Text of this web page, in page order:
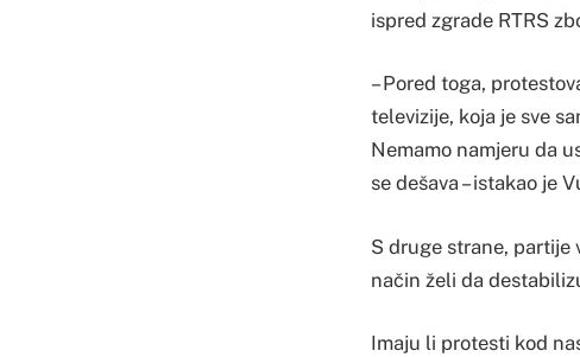
ispred zgrade RTRS
– Pored toga,
televizije, koja je sve
Nemamo namjeru da
se dešava – istakao je
S druge strane, partije
način želi da
Imaju li protesti kod